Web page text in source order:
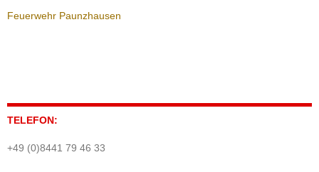
Feuerwehr Paunzhausen
TELEFON:
+49 (0)8441 79 46 33